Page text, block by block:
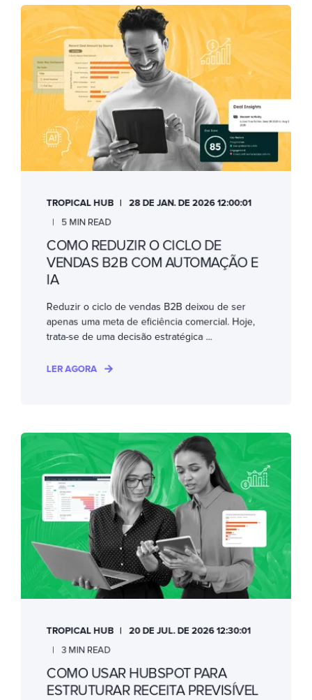
TROPICAL HUB
28 DE JAN. DE 2026 12:00:01
5 MIN READ
COMO REDUZIR O CICLO DE
VENDAS B2B COM AUTOMAÇÃO E
IA
Reduzir o ciclo de vendas B2B deixou de ser
apenas uma meta de eficiência comercial. Hoje,
trata-se de uma decisão estratégica ...
LER AGORA
TROPICAL HUB
20 DE JUL. DE 2026 12:30:01
3 MIN READ
COMO USAR HUBSPOT PARA
ESTRUTURAR RECEITA PREVISÍVEL